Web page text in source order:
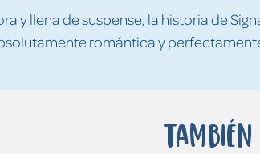
y llena de suspense, la historia de
romántica y